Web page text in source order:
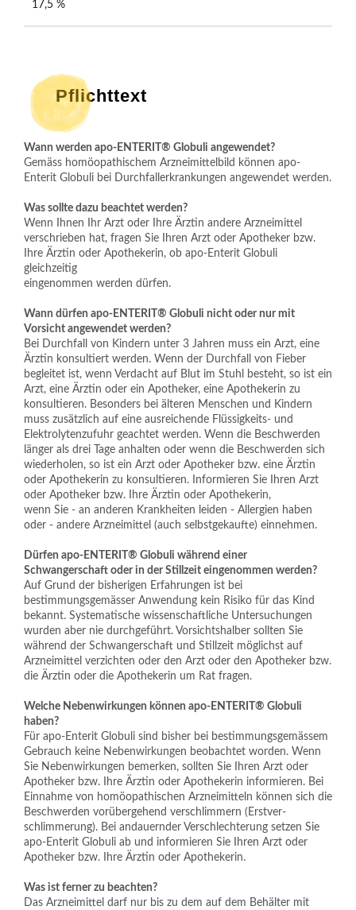
17,5 %
Pflichttext
Wann werden apo-ENTERIT® Globuli angewendet?
Gemäss homöopathischem Arzneimittelbild können apo-
Enterit Globuli bei Durchfallerkrankungen angewendet werden.
Was sollte dazu beachtet werden?
Wenn Ihnen Ihr Arzt oder Ihre Ärztin andere Arzneimittel
verschrieben hat, fragen Sie Ihren Arzt oder Apotheker bzw.
Ihre Ärztin oder Apothekerin, ob apo-Enterit Globuli
gleichzeitig
eingenommen werden dürfen.
Wann dürfen apo-ENTERIT® Globuli nicht oder nur mit
Vorsicht angewendet werden?
Bei Durchfall von Kindern unter 3 Jahren muss ein Arzt, eine
Ärztin konsultiert werden. Wenn der Durchfall von Fieber
begleitet ist, wenn Verdacht auf Blut im Stuhl besteht, so ist ein
Arzt, eine Ärztin oder ein Apotheker, eine Apothekerin zu
konsultieren. Besonders bei älteren Menschen und Kindern
muss zusätzlich auf eine ausreichende Flüssigkeits- und
Elektrolytenzufuhr geachtet werden. Wenn die Beschwerden
länger als drei Tage anhalten oder wenn die Beschwerden sich
wiederholen, so ist ein Arzt oder Apotheker bzw. eine Ärztin
oder Apothekerin zu konsultieren. Informieren Sie Ihren Arzt
oder Apotheker bzw. Ihre Ärztin oder Apothekerin,
wenn Sie - an anderen Krankheiten leiden - Allergien haben
oder - andere Arzneimittel (auch selbstgekaufte) einnehmen.
Dürfen apo-ENTERIT® Globuli während einer
Schwangerschaft oder in der Stillzeit eingenommen werden?
Auf Grund der bisherigen Erfahrungen ist bei
bestimmungsgemässer Anwendung kein Risiko für das Kind
bekannt. Systematische wissenschaftliche Untersuchungen
wurden aber nie durchgeführt. Vorsichtshalber sollten Sie
während der Schwangerschaft und Stillzeit möglichst auf
Arzneimittel verzichten oder den Arzt oder den Apotheker bzw.
die Ärztin oder die Apothekerin um Rat fragen.
Welche Nebenwirkungen können apo-ENTERIT® Globuli
haben?
Für apo-Enterit Globuli sind bisher bei bestimmungsgemässem
Gebrauch keine Nebenwirkungen beobachtet worden. Wenn
Sie Nebenwirkungen bemerken, sollten Sie Ihren Arzt oder
Apotheker bzw. Ihre Ärztin oder Apothekerin informieren. Bei
Einnahme von homöopathischen Arzneimitteln können sich die
Beschwerden vorübergehend verschlimmern (Erstver-
schlimmerung). Bei andauernder Verschlechterung setzen Sie
apo-Enterit Globuli ab und informieren Sie Ihren Arzt oder
Apotheker bzw. Ihre Ärztin oder Apothekerin.
Was ist ferner zu beachten?
Das Arzneimittel darf nur bis zu dem auf dem Behälter mit